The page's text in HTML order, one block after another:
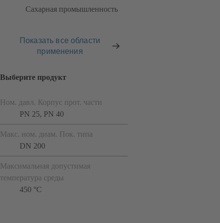
Сахарная промышленность
Показать все области
применения
Выберите продукт
Ном. давл. Корпус прот. части
PN 25, PN 40
Макс. ном. диам. Пок. типа
DN 200
Максимальная допустимая
температура среды
450 °C